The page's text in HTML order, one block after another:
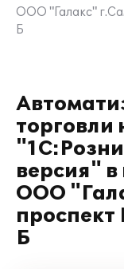
ООО "Галакс"
Б
торговли
версия"
ООО
Б